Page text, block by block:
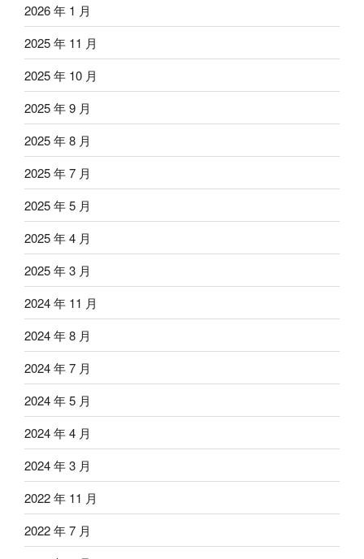
2026 年 1 月
2025 年 11 月
2025 年 10 月
2025 年 9 月
2025 年 8 月
2025 年 7 月
2025 年 5 月
2025 年 4 月
2025 年 3 月
2024 年 11 月
2024 年 8 月
2024 年 7 月
2024 年 5 月
2024 年 4 月
2024 年 3 月
2022 年 11 月
2022 年 7 月